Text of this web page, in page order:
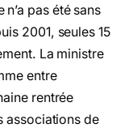
pas été sans
2001, seules 15
La ministre
entre
rentrée
associations de